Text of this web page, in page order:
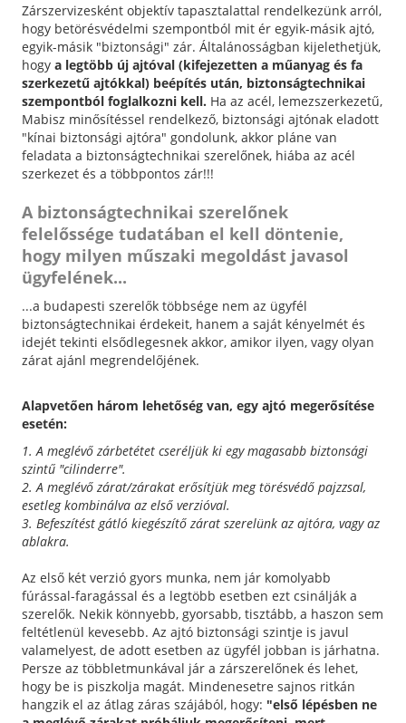
Zárszervizesként objektív tapasztalattal rendelkezünk arról,
hogy betörésvédelmi szempontból mit ér egyik-másik ajtó,
egyik-másik "biztonsági" zár. Általánosságban kijelethetjük,
hogy a legtöbb új ajtóval (kifejezetten a műanyag és fa
szerkezetű ajtókkal) beépítés után, biztonságtechnikai
szempontból foglalkozni kell. Ha az acél, lemezszerkezetű,
Mabisz minősítéssel rendelkező, biztonsági ajtónak eladott
"kínai biztonsági ajtóra" gondolunk, akkor pláne van
feladata a biztonságtechnikai szerelőnek, hiába az acél
szerkezet és a többpontos zár!!!
A biztonságtechnikai szerelőnek
felelőssége tudatában el kell döntenie,
hogy milyen műszaki megoldást javasol
ügyfelének...
...a budapesti szerelők többsége nem az ügyfél
biztonságtechnikai érdekeit, hanem a saját kényelmét és
idejét tekinti elsődlegesnek akkor, amikor ilyen, vagy olyan
zárat ajánl megrendelőjének.
Alapvetően három lehetőség van, egy ajtó megerősítése
esetén:
1. A meglévő zárbetétet cseréljük ki egy magasabb biztonsági
szintű "cilinderre".
2. A meglévő zárat/zárakat erősítjük meg törésvédő pajzzsal,
esetleg kombinálva az első verzióval.
3. Befeszítést gátló kiegészítő zárat szerelünk az ajtóra, vagy az
ablakra.
Az első két verzió gyors munka, nem jár komolyabb
fúrással-faragással és a legtöbb esetben ezt csinálják a
szerelők. Nekik könnyebb, gyorsabb, tisztább, a haszon sem
feltétlenül kevesebb. Az ajtó biztonsági szintje is javul
valamelyest, de adott esetben az ügyfél jobban is járhatna.
Persze az többletmunkával jár a zárszerelőnek és lehet,
hogy be is piszkolja magát. Mindenesetre sajnos ritkán
hangzik el az átlag záras szájából, hogy: "első lépésben ne